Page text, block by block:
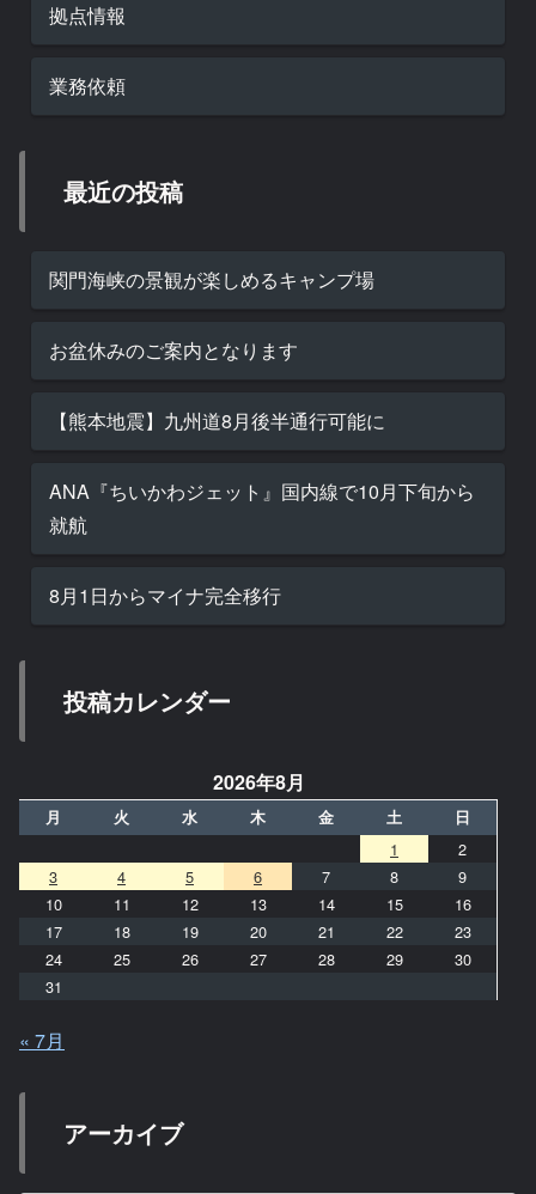
拠点情報
業務依頼
最近の投稿
関門海峡の景観が楽しめるキャンプ場
お盆休みのご案内となります
【熊本地震】九州道8月後半通行可能に
ANA『ちいかわジェット』国内線で10月下旬から
就航
8月1日からマイナ完全移行
投稿カレンダー
2026年8月
月 火 水 木 金 土 日
1
2
3
4 5 6 7 8
9
10
11 12 13 14 15
16
17
18 19 20 21 22
23
24
25 26 27 28 29
30
31
« 7月
アーカイブ